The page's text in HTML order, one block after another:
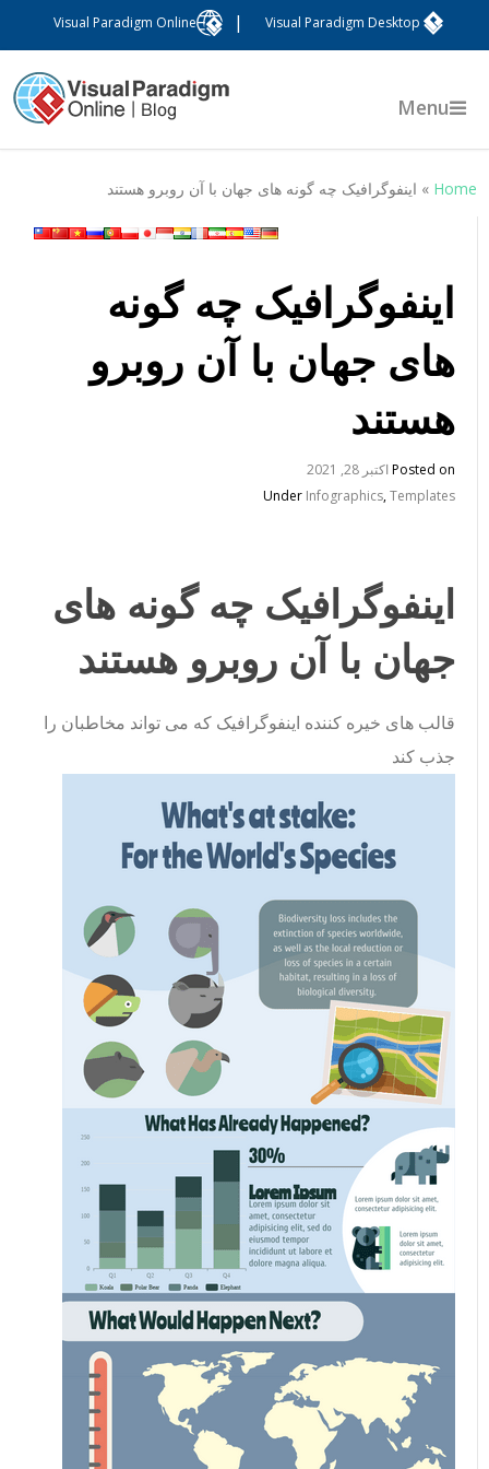
Visual Paradigm Desktop
Visual Paradigm Online
Menu
Home
» اینفوگرافیک چه گونه های جهان با آن روبرو هستند
اینفوگرافیک چه گونه
های جهان با آن روبرو
هستند
Posted onاکتبر 28, 2021
UnderInfographics,Templates
اینفوگرافیک چه گونه های
جهان با آن روبرو هستند
قالب های خیره کننده اینفوگرافیک که می تواند مخاطبان را
جذب کند